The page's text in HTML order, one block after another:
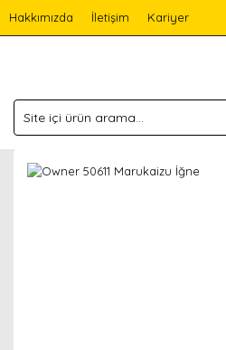
Hakkımızda İletişim Kariyer